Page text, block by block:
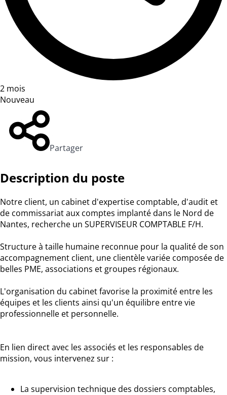
2 mois
Nouveau
Partager
Description du poste
Notre client, un cabinet d'expertise comptable, d'audit et
de commissariat aux comptes implanté dans le Nord de
Nantes, recherche un SUPERVISEUR COMPTABLE F/H.
Structure à taille humaine reconnue pour la qualité de son
accompagnement client, une clientèle variée composée de
belles PME, associations et groupes régionaux.
L'organisation du cabinet favorise la proximité entre les
équipes et les clients ainsi qu'un équilibre entre vie
professionnelle et personnelle.
En lien direct avec les associés et les responsables de
mission, vous intervenez sur :
La supervision technique des dossiers comptables,